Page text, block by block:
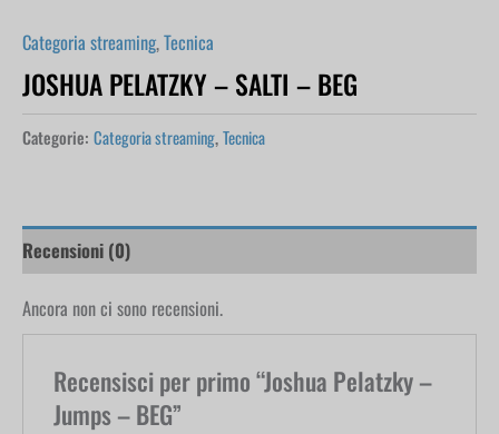
Categoria streaming,Tecnica
JOSHUA PELATZKY – SALTI – BEG
Categorie: Categoria streaming,Tecnica
Recensioni (0)
Ancora non ci sono recensioni.
Recensisci per primo “Joshua Pelatzky –
Jumps – BEG”